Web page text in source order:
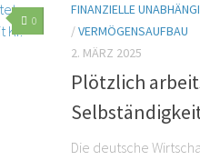
0
FINANZIELLE
/VERMÖGENSAUFBAU
2. MÄRZ 2025
Plötzlich
Die deutsche